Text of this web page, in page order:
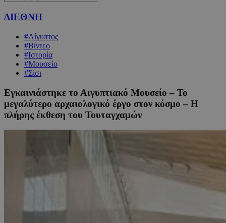
ΔΙΕΘΝΗ
#Αίγυπτος
#Βίντεο
#Ιστορία
#Μουσείο
#Σίσι
Εγκαινιάστηκε το Αιγυπτιακό Μουσείο – Το
μεγαλύτερο αρχαιολογικό έργο στον κόσμο – Η
πλήρης έκθεση του Τουταγχαμών